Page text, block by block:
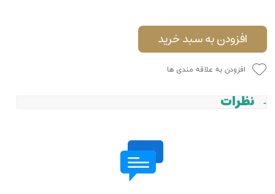
افزودن به سبد خرید
افزودن به علاقه مندی ها
نظرات